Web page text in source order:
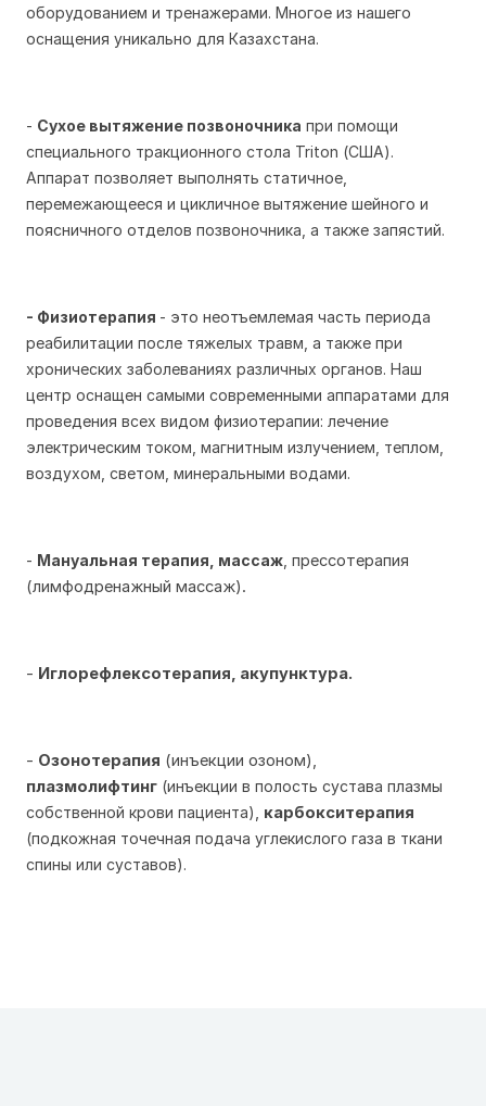
оборудованием и тренажерами. Многое из нашего
оснащения уникально для Казахстана.
- Сухое вытяжение позвоночника при помощи
специального тракционного стола Triton (США).
Аппарат позволяет выполнять статичное,
перемежающееся и цикличное вытяжение шейного и
поясничного отделов позвоночника, а также запястий.
- Физиотерапия - это неотъемлемая часть периода
реабилитации после тяжелых травм, а также при
хронических заболеваниях различных органов. Наш
центр оснащен самыми современными аппаратами для
проведения всех видом физиотерапии: лечение
электрическим током, магнитным излучением, теплом,
воздухом, светом, минеральными водами.
- Мануальная терапия, массаж прессотерапия
(лимфодренажный массаж).
- Иглорефлексотерапия, акупунктура.
- Озонотерапия (инъекции озоном),
плазмолифтинг (инъекции в полость сустава плазмы
собственной крови пациента), карбокситерапия
(подкожная точечная подача углекислого газа в ткани
спины или суставов).